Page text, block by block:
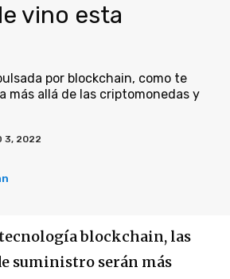
vino esta
por blockchain, como te
más allá de las criptomonedas y
3, 2022
blockchain, las
suministro serán más